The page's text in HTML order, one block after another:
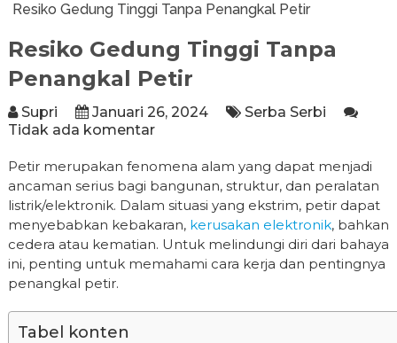
Resiko Gedung Tinggi Tanpa Penangkal Petir
Resiko Gedung Tinggi Tanpa
Penangkal Petir
Supri Januari 26, 2024
Serba Serbi
Tidak ada komentar
Petir merupakan fenomena alam yang dapat menjadi
ancaman serius bagi bangunan, struktur, dan peralatan
listrik/elektronik. Dalam situasi yang ekstrim, petir dapat
menyebabkan kebakaran, kerusakan elektronik, bahkan
cedera atau kematian. Untuk melindungi diri dari bahaya
ini, penting untuk memahami cara kerja dan pentingnya
penangkal petir.
Tabel konten